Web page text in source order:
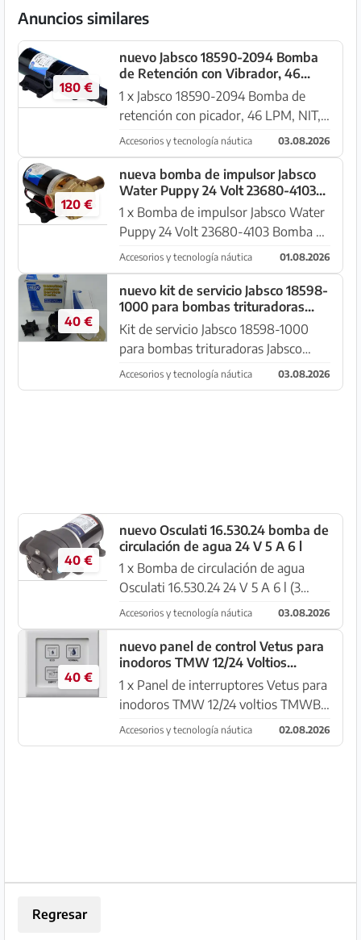
Anuncios similares
180 €
nuevo Jabsco 18590-2094 Bomba
de Retención con Vibrador, 46
LPM, NIT, 24V
1 x Jabsco 18590-2094 Bomba de
retención con picador, 46 LPM, NIT,
24V Nueva versión con pernos de
acero inoxidable duraderos Caudal 46
l/m a 0 m, 28 l/m a 6 m de altura Con
impulsor de nitrilo res...
Accesorios y tecnología náutica 03.08.2026
120 €
nueva bomba de impulsor Jabsco
Water Puppy 24 Volt 23680-4103
bomba de agua sucia
1 x Bomba de impulsor Jabsco Water
Puppy 24 Volt 23680-4103 Bomba de
agua sucia Jabsco Cachorro de Agua
38 l/min 24 Voltios Bomba universal
Jabsco Bomba de impulsor Bombas
multipropósito Bombas robu...
Accesorios y tecnología náutica 01.08.2026
40 €
nuevo kit de servicio Jabsco 18598-
1000 para bombas trituradoras
Jabsco 18590 y 18692
Kit de servicio Jabsco 18598-1000
para bombas trituradoras Jabsco
18590 y 18692 Todos los precios
incluyen IVA desde el stock 07500
Accesorios y tecnología náutica 03.08.2026
40 €
nuevo Osculati 16.530.24 bomba de
circulación de agua 24 V 5 A 6 l
1 x Bomba de circulación de agua
Osculati 16.530.24 24 V 5 A 6 l (3
piezas en stock) Todos los precios
incluyen IVA desde el stock 07500
Manacor, General Barcello 47, envío
solo a partir de 50,- Euro...
Accesorios y tecnología náutica 03.08.2026
40 €
nuevo panel de control Vetus para
inodoros TMW 12/24 Voltios
TMWBP
1 x Panel de interruptores Vetus para
inodoros TMW 12/24 voltios TMWBP
Tipo Panel de control del inodoro a
bordo, adecuado para la serie TM -
Accesorios y tecnología náutica 02.08.2026
Regresar